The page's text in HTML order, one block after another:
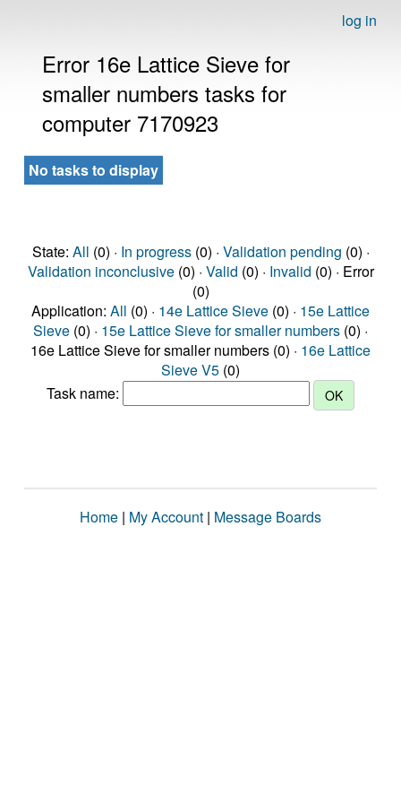
log in
Error 16e Lattice Sieve for
smaller numbers tasks for
computer 7170923
No tasks to display
State: All (0) · In progress(0) · Validation pending (0) ·
Validation inconclusive(0) · Valid (0) · Invalid (0) · Error
(0)
Application: All (0) · 14e Lattice Sieve (0) · 15e Lattice
Sieve (0) · 15e Lattice Sieve for smaller numbers (0) ·
16e Lattice Sieve for smaller numbers (0) · 16e Lattice
Sieve V5 (0)
Task name:
Home | My Account | Message Boards